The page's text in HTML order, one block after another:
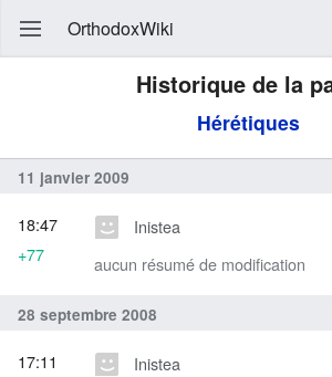
OrthodoxWiki
Historique de la
Hérétiques
11 janvier 2009
Inistea
aucun résumé de modification
18:47
+77
28 septembre 2008
Inistea
17:11